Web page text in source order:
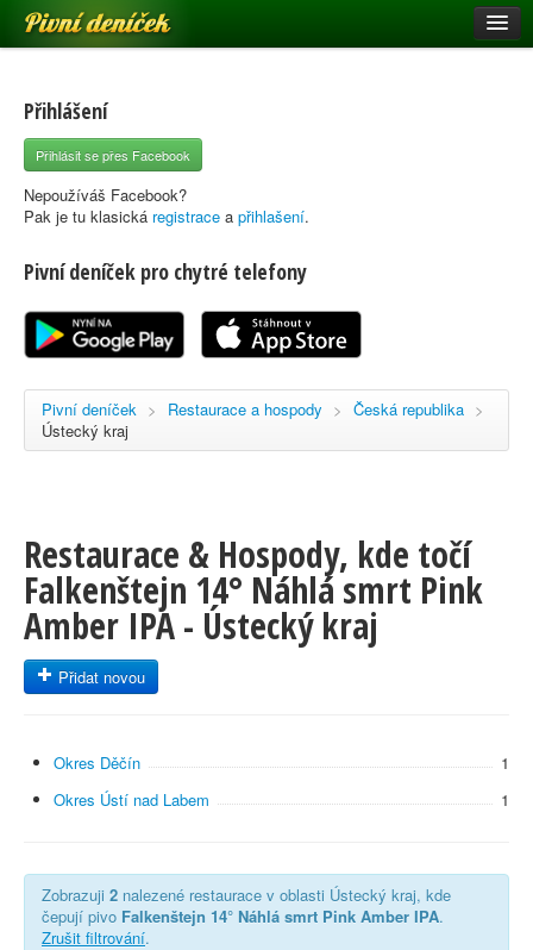
Pivní deníček
Pivní mapa
Pivní značky
Nápověda
Registrace
Přihlášení
Přihlásit se přes Facebook
Nepoužíváš Facebook?
Pak je tu klasická registrace a přihlašení.
Pivní deníček pro chytré telefony
Pivní deníček > Restaurace a hospody > Česká republika >
Ústecký kraj
Restaurace & Hospody, kde točí
Falkenštejn 14° Náhlá smrt Pink
Amber IPA - Ústecký kraj
Přidat novou
Okres Děčín
1
Okres Ústí nad Labem
1
Zobrazuji 2 nalezené restaurace v oblasti Ústecký kraj, kde
čepují pivo Falkenštejn 14° Náhlá smrt Pink Amber IPA.
Zrušit filtrování.